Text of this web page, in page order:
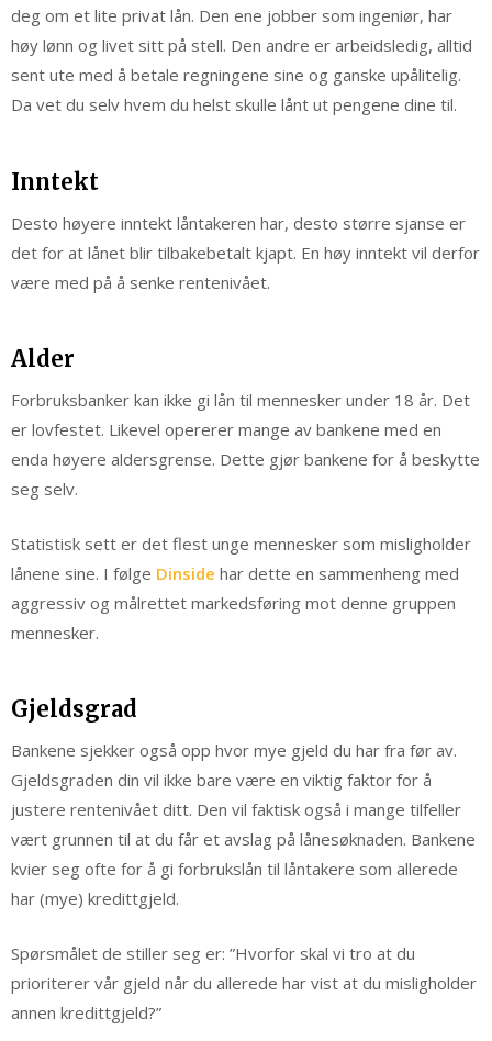
deg om et lite privat lån. Den ene jobber som ingeniør, har
høy lønn og livet sitt på stell. Den andre er arbeidsledig, alltid
sent ute med å betale regningene sine og ganske upålitelig.
Da vet du selv hvem du helst skulle lånt ut pengene dine til.
Inntekt
Desto høyere inntekt låntakeren har, desto større sjanse er
det for at lånet blir tilbakebetalt kjapt. En høy inntekt vil derfor
være med på å senke rentenivået.
Alder
Forbruksbanker kan ikke gi lån til mennesker under 18 år. Det
er lovfestet. Likevel opererer mange av bankene med en
enda høyere aldersgrense. Dette gjør bankene for å beskytte
seg selv.
Statistisk sett er det flest unge mennesker som misligholder
lånene sine. I følge Dinside har dette en sammenheng med
aggressiv og målrettet markedsføring mot denne gruppen
mennesker.
Gjeldsgrad
Bankene sjekker også opp hvor mye gjeld du har fra før av.
Gjeldsgraden din vil ikke bare være en viktig faktor for å
justere rentenivået ditt. Den vil faktisk også i mange tilfeller
vært grunnen til at du får et avslag på lånesøknaden. Bankene
kvier seg ofte for å gi forbrukslån til låntakere som allerede
har (mye) kredittgjeld.
Spørsmålet de stiller seg er: ”Hvorfor skal vi tro at du
prioriterer vår gjeld når du allerede har vist at du misligholder
annen kredittgjeld?”